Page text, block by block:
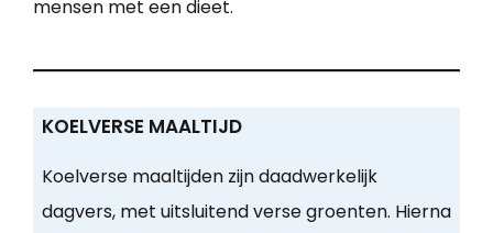
mensen met een dieet.
KOELVERSE MAALTIJD
Koelverse maaltijden zijn daadwerkelijk
dagvers, met uitsluitend verse groenten. Hierna